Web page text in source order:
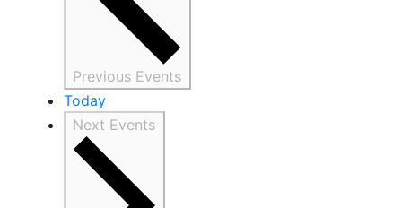
Previous Events
Today
Next Events